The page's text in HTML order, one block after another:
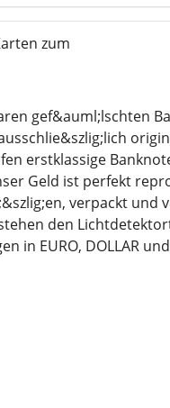
zum
gef&auml;lschten
erstklassige
Geld ist perfekt
verpackt und
den
in EURO, DOLLAR